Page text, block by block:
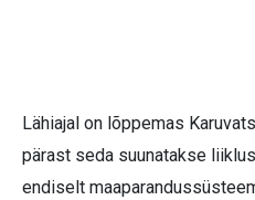
Lähiajal on lõppemas
pärast seda suunatakse
endiselt